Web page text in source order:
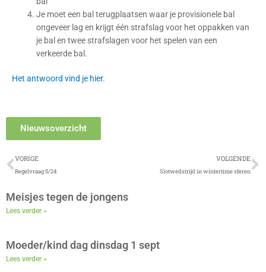
Je moet een bal terugplaatsen waar je provisionele bal
ongeveer lag en krijgt één strafslag voor het oppakken van
je bal en twee strafslagen voor het spelen van een
verkeerde bal.
Het antwoord vind je hier.
Nieuwsoverzicht
Vorige
VORIGE
Regelvraag 5/24
VOLGENDE
Slotwedstrijd in wintertime sferen
Meisjes tegen de jongens
Lees verder »
Moeder/kind dag dinsdag 1 sept
Lees verder »